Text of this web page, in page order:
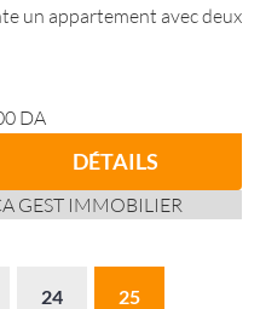
un appartement avec deux
DA
DÉTAILS
GEST IMMOBILIER
24 25